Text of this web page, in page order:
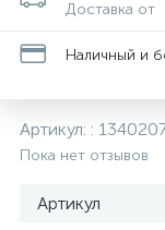
Доставка от
Наличный и
Артикул: :
Пока нет отзывов
Артикул